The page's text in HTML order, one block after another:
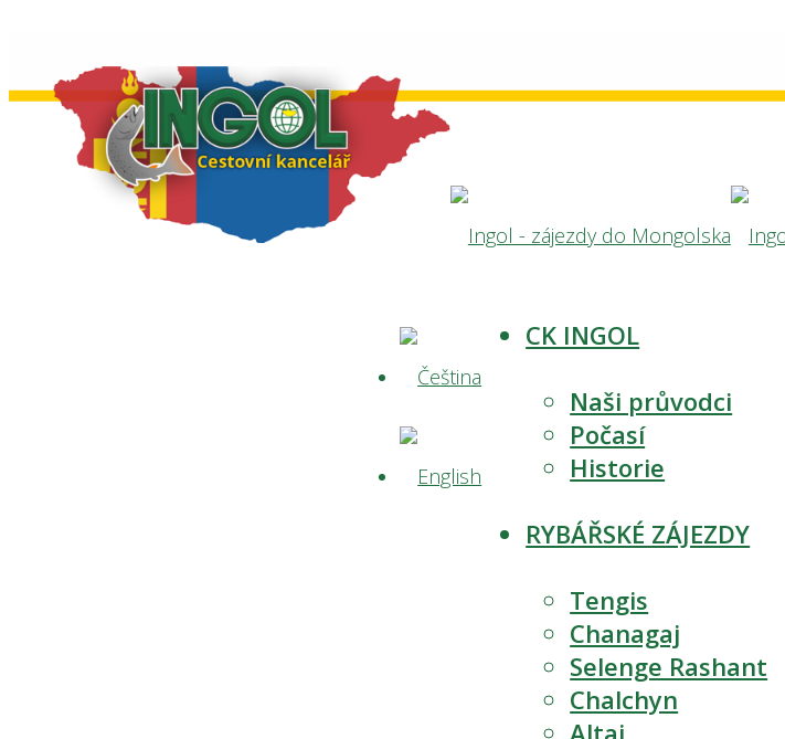
CK INGOL
Naši průvodci
Počasí
Historie
RYBÁŘSKÉ ZÁJEZDY
Tengis
Chanagaj
Selenge Rashant
Chalchyn
Altaj